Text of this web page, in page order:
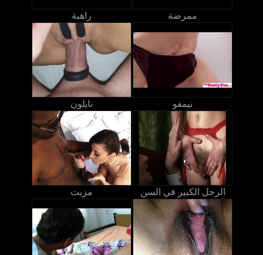
راهبة ممرضة
نايلون نيمفو
مزيت الرجل الكبير في السن